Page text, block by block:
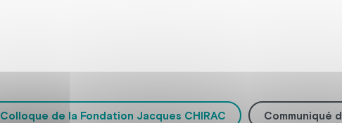
Colloque de la Fondation Jacques CHIRAC Communiqué